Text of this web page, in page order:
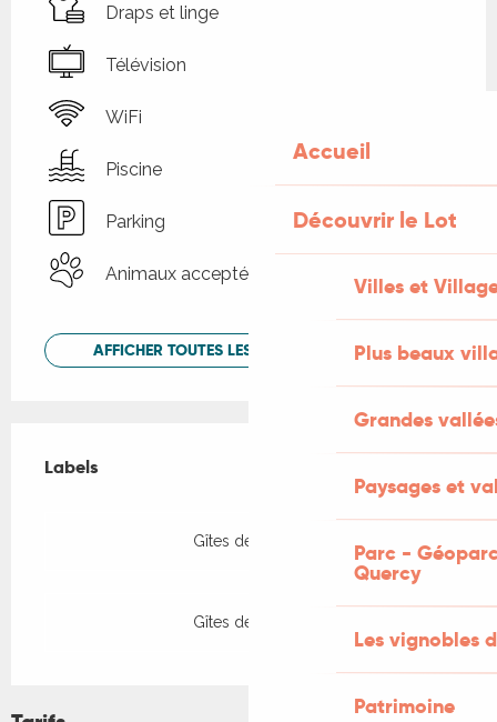
Accueil
Découvrir le Lot
Villes et
Plus beaux
Grandes
Paysages et
Parc -
Quercy
Les vignobles
Patrimoine
Draps et linge
Télévision
WiFi
Piscine
Parking
Animaux acceptés
AFFICHER TOUTES LES PRESTATIONS
Labels
Labels
Gîtes de France
Gîtes de France